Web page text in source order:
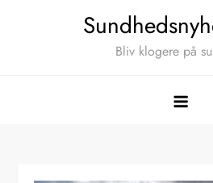
Bliv klogere på